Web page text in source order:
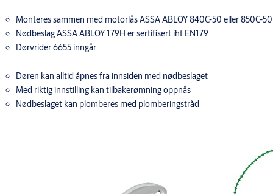
Monteres sammen med motorlås ASSA ABLOY 840C-50 eller 850C-50
Nødbeslag ASSA ABLOY 179H er sertifisert iht EN179
Dørvrider 6655 inngår
Døren kan alltid åpnes fra innsiden med nødbeslaget
Med riktig innstilling kan tilbakerømning oppnås
Nødbeslaget kan plomberes med plomberingstråd